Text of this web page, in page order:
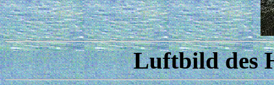
Luftbild des